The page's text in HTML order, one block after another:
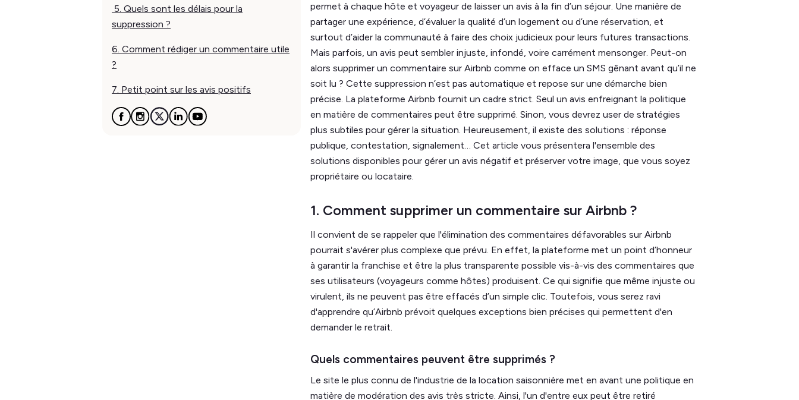
5. Quels sont les délais pour la
suppression ?
6. Comment rédiger un commentaire utile
?
7. Petit point sur les avis positifs
permet à chaque hôte et voyageur de laisser un avis à la fin d’un séjour. Une manière de
partager une expérience, d’évaluer la qualité d’un logement ou d’une réservation, et
surtout d’aider la communauté à faire des choix judicieux pour leurs futures transactions.
Mais parfois, un avis peut sembler injuste, infondé, voire carrément mensonger. Peut-on
alors supprimer un commentaire sur Airbnb comme on efface un SMS gênant avant qu’il ne
soit lu ? Cette suppression n’est pas automatique et repose sur une démarche bien
précise. La plateforme Airbnb fournit un cadre strict. Seul un avis enfreignant la politique
en matière de commentaires peut être supprimé. Sinon, vous devrez user de stratégies
plus subtiles pour gérer la situation. Heureusement, il existe des solutions : réponse
publique, contestation, signalement… Cet article vous présentera l'ensemble des
solutions disponibles pour gérer un avis négatif et préserver votre image, que vous soyez
propriétaire ou locataire.
1. Comment supprimer un commentaire sur Airbnb ?
Il convient de se rappeler que l'élimination des commentaires défavorables sur Airbnb
pourrait s'avérer plus complexe que prévu. En effet, la plateforme met un point d’honneur
à garantir la franchise et être la plus transparente possible vis-à-vis des commentaires que
ses utilisateurs (voyageurs comme hôtes) produisent. Ce qui signifie que même injuste ou
virulent, ils ne peuvent pas être effacés d’un simple clic. Toutefois, vous serez ravi
d'apprendre qu’Airbnb prévoit quelques exceptions bien précises qui permettent d'en
demander le retrait.
Quels commentaires peuvent être supprimés ?
Le site le plus connu de l'industrie de la location saisonnière met en avant une politique en
matière de modération des avis très stricte. Ainsi, l'un d'entre eux peut être retiré